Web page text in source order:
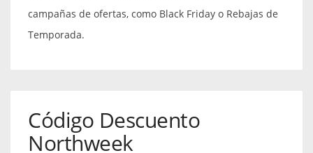
campañas de ofertas, como Black Friday o Rebajas de
Temporada.
Código Descuento
Northweek